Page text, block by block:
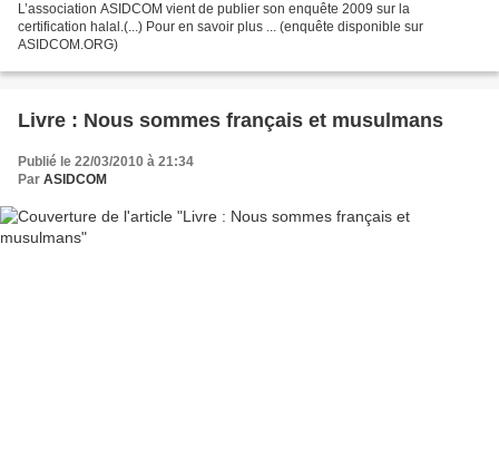
L’association ASIDCOM vient de publier son enquête 2009 sur la
certification halal.(...) Pour en savoir plus ... (enquête disponible sur
ASIDCOM.ORG)
Livre : Nous sommes français et musulmans
Publié le 22/03/2010 à 21:34
Par ASIDCOM